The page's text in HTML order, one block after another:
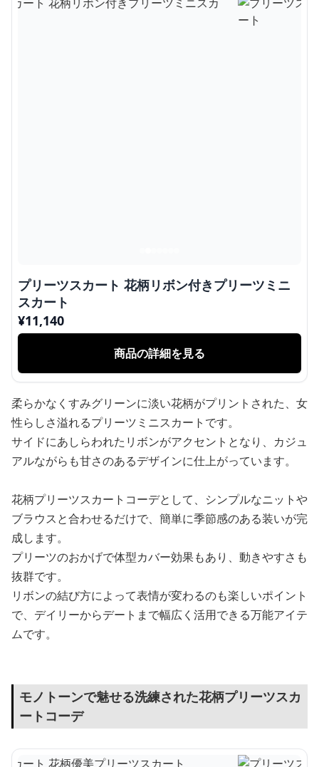
プリーツスカート 花柄リボン付きプリーツミニ
スカート
¥11,140
商品の詳細を見る
柔らかなくすみグリーンに淡い花柄がプリントされた、女
性らしさ溢れるプリーツミニスカートです。
サイドにあしらわれたリボンがアクセントとなり、カジュ
アルながらも甘さのあるデザインに仕上がっています。
花柄プリーツスカートコーデとして、シンプルなニットや
ブラウスと合わせるだけで、簡単に季節感のある装いが完
成します。
プリーツのおかげで体型カバー効果もあり、動きやすさも
抜群です。
リボンの結び方によって表情が変わるのも楽しいポイント
で、デイリーからデートまで幅広く活用できる万能アイテ
ムです。
モノトーンで魅せる洗練された花柄プリーツスカ
ートコーデ